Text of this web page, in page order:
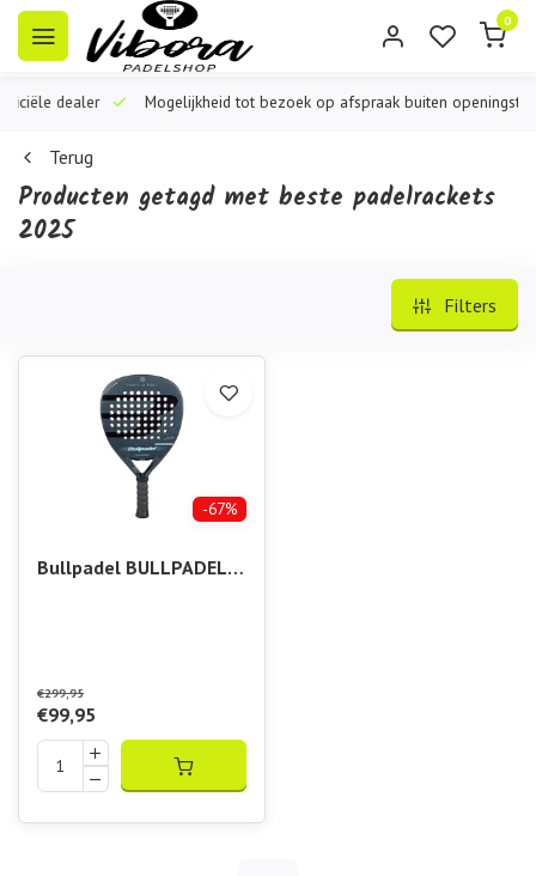
0
dealer Mogelijkheid tot bezoek op afspraak buiten openingstijden
Terug
Producten getagd met beste padelrackets
2025
Filters
-67%
Bullpadel BULLPADEL
€299,95
€99,95